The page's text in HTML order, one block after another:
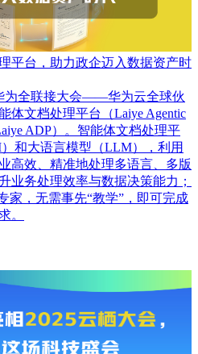
平台，助力政企迈入数据资产时
为全联接大会——华为云全球伙
体文档处理平台（Laiye Agentic
ADP）。智能体文档处理平
和大语言模型（LLM），利用
高效、精准地处理多语言、多版
业务处理效率与数据决策能力；
家，无需事先“教学”，即可完成
。